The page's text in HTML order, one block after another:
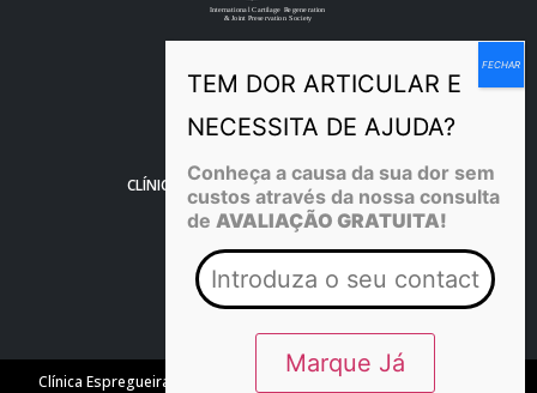
CLÍNICA OFICIAL DE APOIO AO F.C. PORTO
Clínica Espregueira. Copyright 2026. All Rights Reserved.
Conheça a causa da sua dor sem
custos através da nossa consulta
de AVALIAÇÃO GRATUITA!